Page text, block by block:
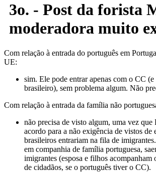
3o. - Post da forista
moderadora muito
Com relação à entrada do português em
UE:
sim. Ele pode entrar apenas com o CC (e
brasileiro), sem problema algum. Não
Com relação à entrada da família não
não precisa de visto algum, uma vez
acordo para a não exigência de vistos de
brasileiros entrariam na fila de
em companhia de família portuguesa,
imigrantes (esposa e filhos acompanham
de cidadãos, se o português tiver o CC).